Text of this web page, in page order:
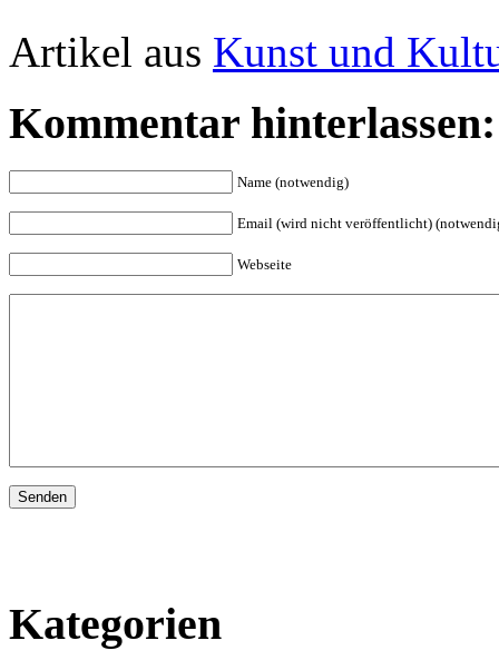
Artikel aus Kunst und
Kommentar hinterlassen:
Name (notwendig)
Email (wird nicht veröffentlicht)
Webseite
Kategorien